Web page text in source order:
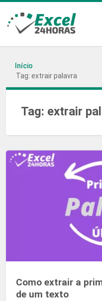
Início
Tag: extrair palavra
Tag: extrair
Como extrair a
de um texto